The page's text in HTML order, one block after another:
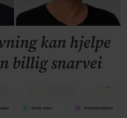
kan hjelpe
billig snarvei